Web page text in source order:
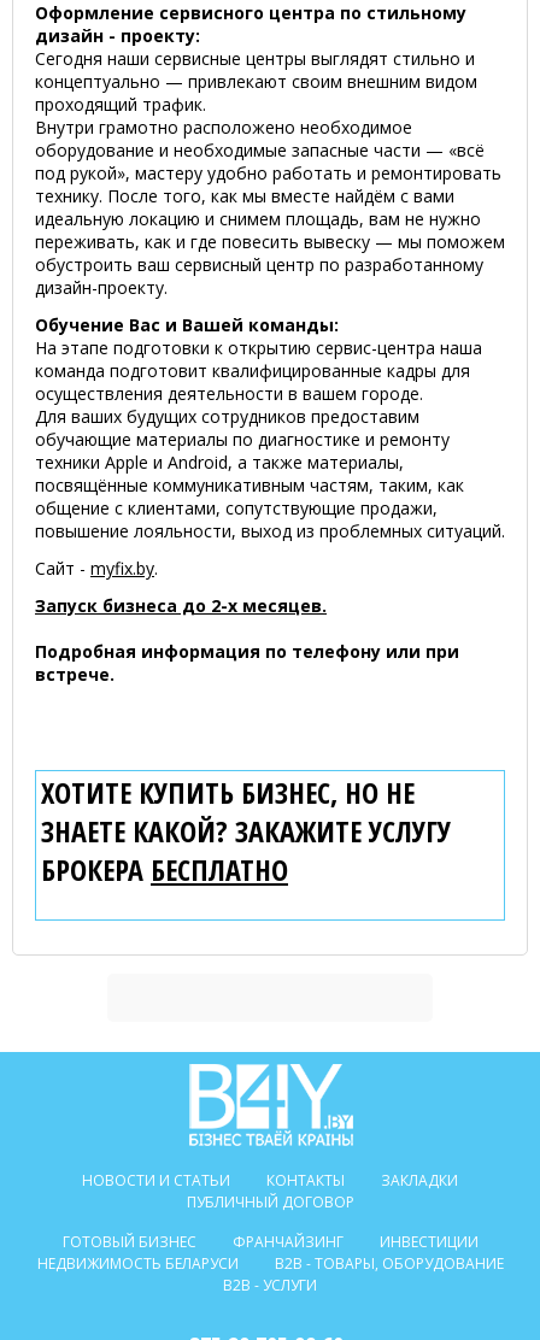
Оформление сервисного центра по стильному
дизайн - проекту:
Сегодня наши сервисные центры выглядят стильно и
концептуально — привлекают своим внешним видом
проходящий трафик.
Внутри грамотно расположено необходимое
оборудование и необходимые запасные части — «всё
под рукой», мастеру удобно работать и ремонтировать
технику. После того, как мы вместе найдём с вами
идеальную локацию и снимем площадь, вам не нужно
переживать, как и где повесить вывеску — мы поможем
обустроить ваш сервисный центр по разработанному
дизайн-проекту.
Обучение Вас и Вашей команды:
На этапе подготовки к открытию сервис-центра наша
команда подготовит квалифицированные кадры для
осуществления деятельности в вашем городе.
Для ваших будущих сотрудников предоставим
обучающие материалы по диагностике и ремонту
техники Apple и Android, а также материалы,
посвящённые коммуникативным частям, таким, как
общение с клиентами, сопутствующие продажи,
повышение лояльности, выход из проблемных ситуаций.
Сайт - myfix.by.
Запуск бизнеса до 2-х месяцев.
Подробная информация по телефону или при
встрече.
ХОТИТЕ КУПИТЬ БИЗНЕС, НО НЕ
ЗНАЕТЕ КАКОЙ? ЗАКАЖИТЕ УСЛУГУ
БРОКЕРА БЕСПЛАТНО
НОВОСТИ И СТАТЬИ КОНТАКТЫ
ЗАКЛАДКИ
ПУБЛИЧНЫЙ ДОГОВОР
ГОТОВЫЙ БИЗНЕС
ФРАНЧАЙЗИНГ
ИНВЕСТИЦИИ
НЕДВИЖИМОСТЬ БЕЛАРУСИ
B2B - ТОВАРЫ, ОБОРУДОВАНИЕ
B2B - УСЛУГИ